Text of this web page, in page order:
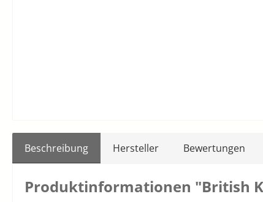
Beschreibung Hersteller Bewertungen
Produktinformationen "British